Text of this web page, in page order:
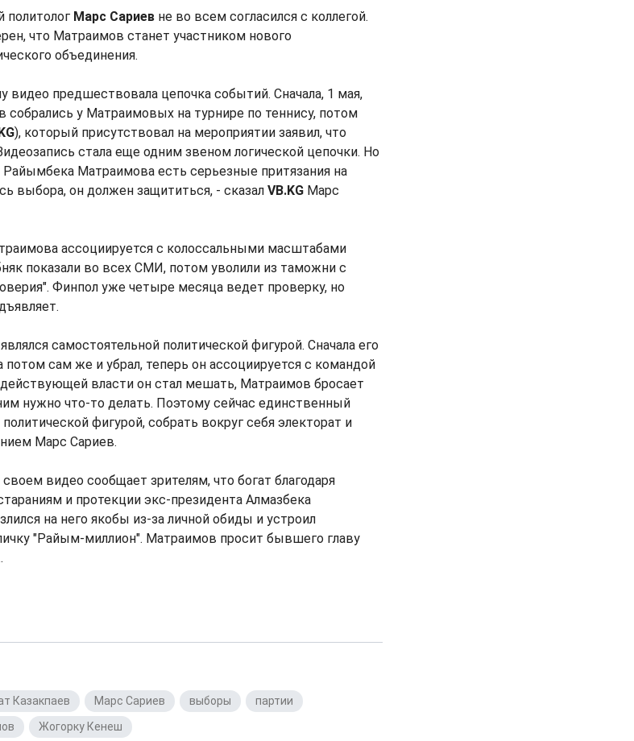
политолог Марс Сариев не во всем согласился с коллегой.
что Матраимов станет участником нового
объединения.
видео предшествовала цепочка событий. Сначала, 1 мая,
собрались у Матраимовых на турнире по теннису, потом
), который присутствовал на мероприятии заявил, что
стала еще одним звеном логической цепочки. Но
Райымбека Матраимова есть серьезные притязания на
выбора, он должен защититься, - сказал VB.KG Марс
ассоциируется с колоссальными масштабами
показали во всех СМИ, потом уволили из таможни с
Финпол уже четыре месяца ведет проверку, но
самостоятельной политической фигурой. Сначала его
потом сам же и убрал, теперь он ассоциируется с командой
власти он стал мешать, Матраимов бросает
нужно что-то делать. Поэтому сейчас единственный
фигурой, собрать вокруг себя электорат и
Марс Сариев.
видео сообщает зрителям, что богат благодаря
и протекции экс-президента Алмазбека
на него якобы из-за личной обиды и устроил
"Райым-миллион". Матраимов просит бывшего главу
Казакпаев Марс Сариев выборы партии
Жогорку Кенеш